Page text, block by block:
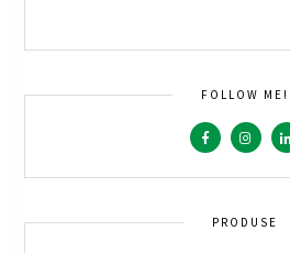
FOLLOW ME!
PRODUSE